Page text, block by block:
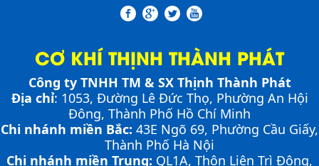
NHỮNG THIẾT BỊ CHUYÊN DỤNG TRONG
VẬN HÀNH KHO VẬN
PHƯƠNG PHÁP ĐÓNG HÀNG LÊN
Cầu container - Giải pháp nâng dỡ hàng
container an toàn, hiệu quả
CƠ KHÍ THỊNH THÀNH PHÁT
Công ty TNHH TM & SX Thịnh Thành Phát
Địa chỉ: 1053, Đường Lê Đức Thọ, Phường An Hội
Đông, Thành Phố Hồ Chí Minh
Chi nhánh miền Bắc: 43E Ngõ 69, Phường Cầu Giấy,
Thành Phố Hà Nội
Chi nhánh miền Trung: QL1A, Thôn Liên Trì Đông,